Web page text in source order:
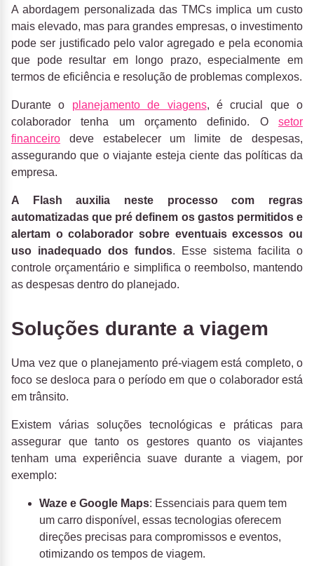
A abordagem personalizada das TMCs implica um custo
mais elevado, mas para grandes empresas, o investimento
pode ser justificado pelo valor agregado e pela economia
que pode resultar em longo prazo, especialmente em
termos de eficiência e resolução de problemas complexos.
Durante o planejamento de viagens, é crucial que o
colaborador tenha um orçamento definido. O setor
financeiro deve estabelecer um limite de despesas,
assegurando que o viajante esteja ciente das políticas da
empresa.
A Flash auxilia neste processo com regras
automatizadas que pré definem os gastos permitidos e
alertam o colaborador sobre eventuais excessos ou
uso inadequado dos fundos. Esse sistema facilita o
controle orçamentário e simplifica o reembolso, mantendo
as despesas dentro do planejado.
Soluções durante a viagem
Uma vez que o planejamento pré-viagem está completo, o
foco se desloca para o período em que o colaborador está
em trânsito.
Existem várias soluções tecnológicas e práticas para
assegurar que tanto os gestores quanto os viajantes
tenham uma experiência suave durante a viagem, por
exemplo:
Waze e Google Maps: Essenciais para quem tem
um carro disponível, essas tecnologias oferecem
direções precisas para compromissos e eventos,
otimizando os tempos de viagem.